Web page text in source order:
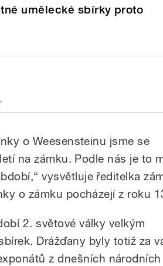
umělecké sbírky proto
o Weesensteinu jsme se
na zámku. Podle nás je to
vysvětluje ředitelka
o zámku pocházejí z roku
2. světové války velkým
Drážďany byly totiž za
z dnešních národních